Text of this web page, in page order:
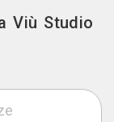
Viù Studio